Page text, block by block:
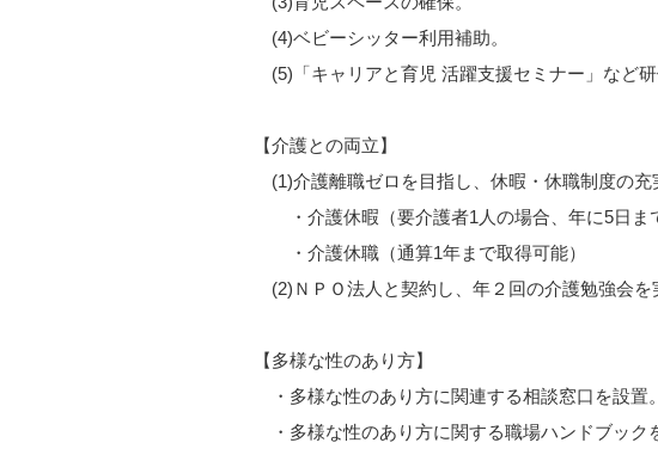
(4)ベビーシッター利用補助。
(5)「キャリアと育児 活躍支援セミナー」など研
【介護との両立】
(1)介護離職ゼロを目指し、休暇・休職制度の充
・介護休暇（要介護者1人の場合、年に5日ま
・介護休職（通算1年まで取得可能）
(2)ＮＰＯ法人と契約し、年２回の介護勉強会を
【多様な性のあり方】
・多様な性のあり方に関連する相談窓口を設置。
・多様な性のあり方に関する職場ハンドブック